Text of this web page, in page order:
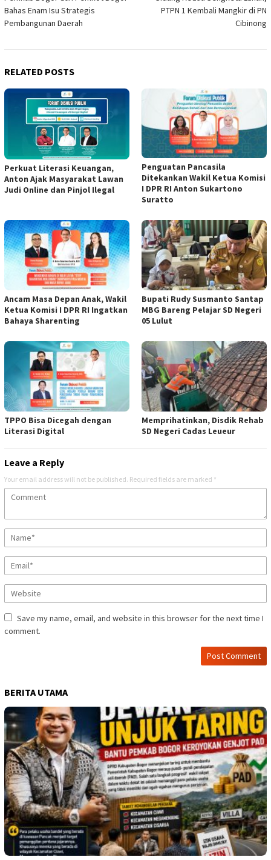
Bahas Enam Isu Strategis
Pembangunan Daerah
PTPN 1 Kembali Mangkir di PN
Cibinong
RELATED POSTS
Perkuat Literasi Keuangan,
Anton Ajak Masyarakat Lawan
Judi Online dan Pinjol Ilegal
Penguatan Pancasila
Ditekankan Wakil Ketua Komisi
I DPR RI Anton Sukartono
Suratto
Ancam Masa Depan Anak, Wakil
Ketua Komisi I DPR RI Ingatkan
Bahaya Sharenting
Bupati Rudy Susmanto Santap
MBG Bareng Pelajar SD Negeri
05 Lulut
TPPO Bisa Dicegah dengan
Literasi Digital
Memprihatinkan, Disdik Rehab
SD Negeri Cadas Leueur
Leave a Reply
Your email address will not be published. Required fields are marked *
Save my name, email, and website in this browser for the next time I
comment.
BERITA UTAMA